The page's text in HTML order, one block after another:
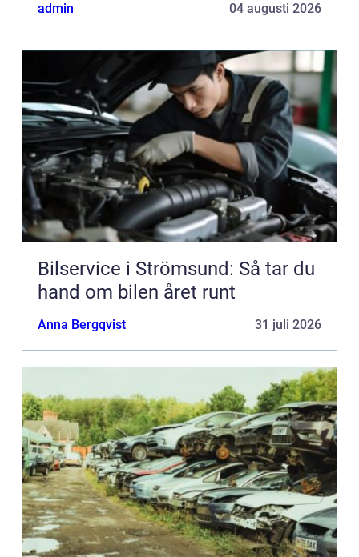
admin 04 augusti 2026
Bilservice i Strömsund: Så tar du
hand om bilen året runt
Anna Bergqvist 31 juli 2026